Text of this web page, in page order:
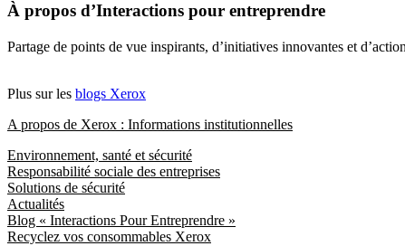
À propos d’Interactions pour entreprendre
Partage de points de vue inspirants, d’initiatives innovantes et
Plus sur les blogs Xerox
A propos de Xerox : Informations institutionnelles
Environnement, santé et sécurité
Responsabilité sociale des entreprises
Solutions de sécurité
Actualités
Blog « Interactions Pour Entreprendre »
Recyclez vos consommables Xerox